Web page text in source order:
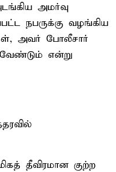
அமர்வு
நபருக்கு வழங்கிய
அவர் போலீசார்
என்று
தீவிரமான குற்ற